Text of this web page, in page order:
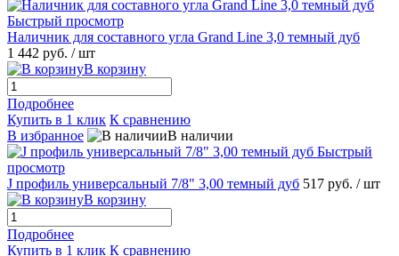
Быстрый просмотр
Наличник для составного угла Grand Line 3,0 темный дуб
1 442 руб. / шт
В корзину
Подробнее
Купить в 1 клик К сравнению
В избранное
В наличии
Быстрый
просмотр
J профиль универсальный 7/8" 3,00 темный дуб 517 руб. / шт
В корзину
Подробнее
Купить в 1 клик К сравнению